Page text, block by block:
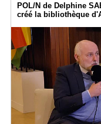
POL/N de Delphine
créé la bibliothèque